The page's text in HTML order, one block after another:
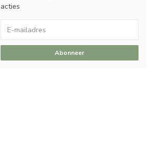
acties
Abonneer